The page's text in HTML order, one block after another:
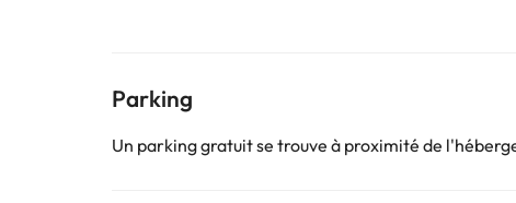
Parking
Un parking gratuit se trouve à proximité de